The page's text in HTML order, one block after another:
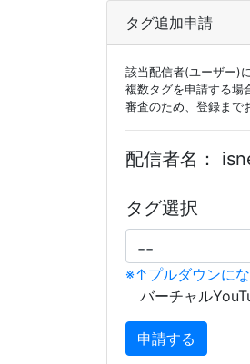
タグ追加申請
該当配信者(ユーザー)
複数タグを申請する場
審査のため、登録まで
配信者名：
タグ選択
※↑プルダウンにな
バーチャル
申請する